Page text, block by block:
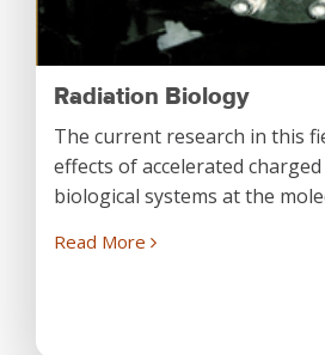
Radiation Biology
The current research in this
effects of accelerated
biological systems at the
Read More